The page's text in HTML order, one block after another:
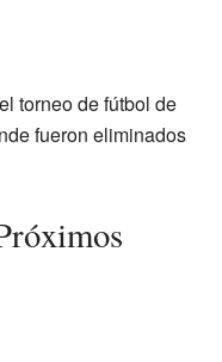
torneo de fútbol de
fueron eliminados